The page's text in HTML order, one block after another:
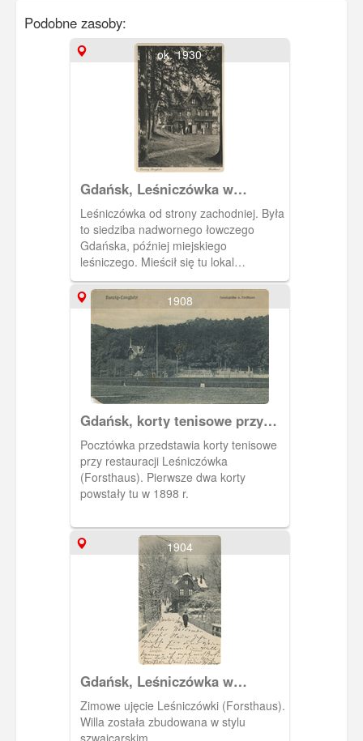
Podobne zasoby:
ok. 1930
Gdańsk, Leśniczówka w
Jaśkowej Dolinie
Leśniczówka od strony zachodniej. Była
to siedziba nadwornego łowczego
Gdańska, później miejskiego
leśniczego. Mieścił się tu lokal
gastronomiczny.
1908
Gdańsk, korty tenisowe przy
leśniczówce.
Pocztówka przedstawia korty tenisowe
przy restauracji Leśniczówka
(Forsthaus). Pierwsze dwa korty
powstały tu w 1898 r.
1904
Gdańsk, Leśniczówka w
Jaśkowej Dolinie
Zimowe ujęcie Leśniczówki (Forsthaus).
Willa została zbudowana w stylu
szwajcarskim.